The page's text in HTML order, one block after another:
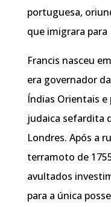
portuguesa,
que imigrara
Francis nasceu
era governador
Índias Orientais
judaica sefardita
Londres. Após a
terramoto de
avultados
para a única